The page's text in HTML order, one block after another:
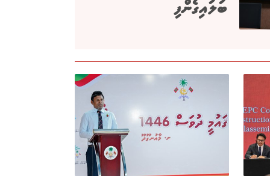
ބަލައިގެންފި